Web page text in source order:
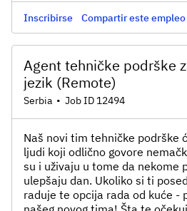
Inscribirse Compartir este empleo
Agent tehničke podrške
jezik (Remote)
Serbia • Job ID 12494
Naš novi tim tehničke podrške
ljudi koji odlično govore
su i uživaju u tome da nekome
ulepšaju dan. Ukoliko si ti
raduje te opcija rada od kuće -